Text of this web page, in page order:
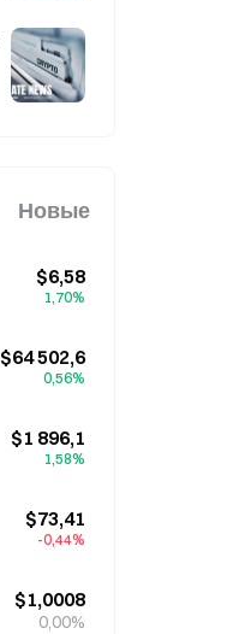
Новые
$6,58
1,70%
$64 502,6
0,56%
$1 896,1
1,58%
$73,41
-0,44%
$1,0008
0,00%